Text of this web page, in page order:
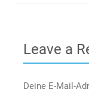
Leave a
Deine E-Mail-